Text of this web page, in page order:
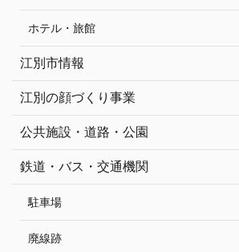
ホテル・旅館
江別市情報
江別の顔づくり事業
公共施設・道路・公園
鉄道・バス・交通機関
駐車場
廃線跡